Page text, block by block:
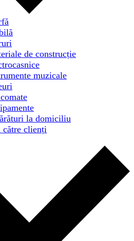
de construcție
muzicale
la domiciliu
către clienți